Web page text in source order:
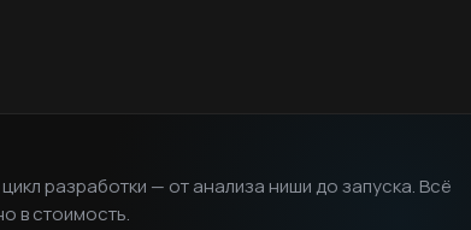
разработки — от анализа ниши до запуска. Всё
в стоимость.